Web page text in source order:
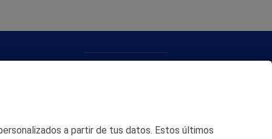
a partir de tus datos. Estos últimos